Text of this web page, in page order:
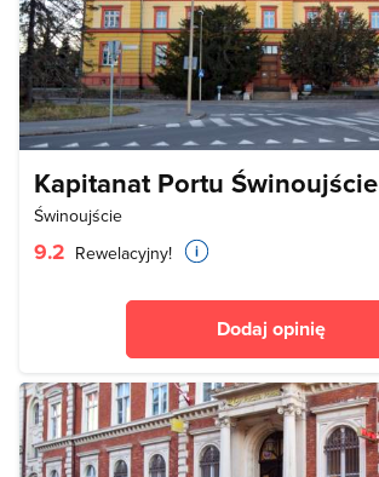
Kapitanat Portu Świnoujście
Świnoujście
9.2 Rewelacyjny!
Dodaj opinię